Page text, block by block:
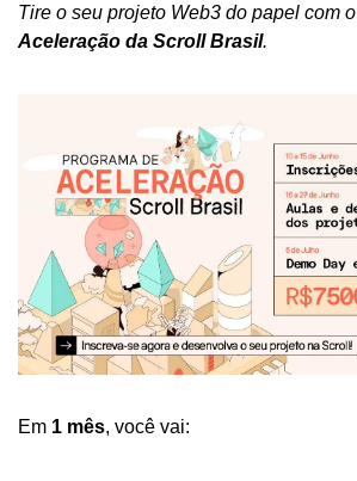
Tire o seu projeto Web3 do papel com o
Aceleração da Scroll Brasil.
Em 1 mês, você vai: